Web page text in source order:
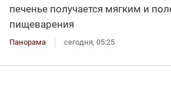
печенье получается мягким и
пищеварения
Панорама сегодня, 05:25